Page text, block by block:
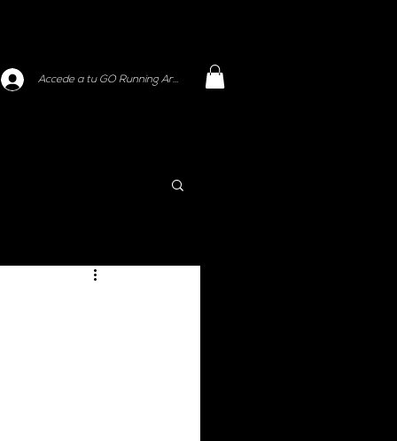
Accede a tu GO Running Area